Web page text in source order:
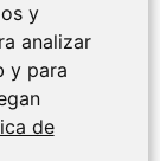
y
analizar
y para
de
y
analizar
y para
de